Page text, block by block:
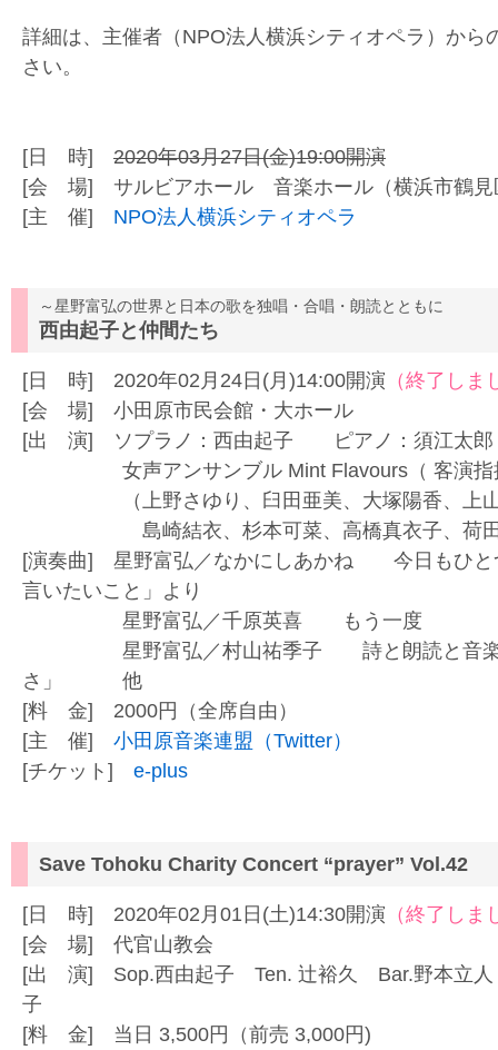
詳細は、主催者（NPO法人横浜シティオペラ）から
さい。
[日 時] 2020年03月27日(金)19:00開演
[会 場] サルビアホール 音楽ホール（横浜市
[主 催] NPO法人横浜シティオペラ
～星野富弘の世界と日本の歌を独唱・合唱・朗読とともに
西由起子と仲間たち
[日 時] 2020年02月24日(月)14:00開演 （終了しま
[会 場] 小田原市民会館・大ホール
[出 演] ソプラノ：西由起子 ピアノ：須江太
女声アンサンブル Mint Flavours（ 客演指
（上野さゆり、臼田亜美、大塚陽香、上山
島崎結衣、杉本可菜、高橋真衣子、荷田直
[演奏曲] 星野富弘／なかにしあかね 今日もひと
言いたいこと」より
星野富弘／千原英喜 もう一度
星野富弘／村山祐季子 詩と朗読と音楽に
さ」 他
[料 金] 2000円（全席自由）
[主 催] 小田原音楽連盟（Twitter）
[チケット] e-plus
Save Tohoku Charity Concert “prayer” Vol.42
[日 時] 2020年02月01日(土)14:30開演 （終了しま
[会 場] 代官山教会
[出 演] Sop.西由起子 Ten. 辻裕久 Bar.野本立
子
[料 金] 当日 3,500円（前売 3,000円)